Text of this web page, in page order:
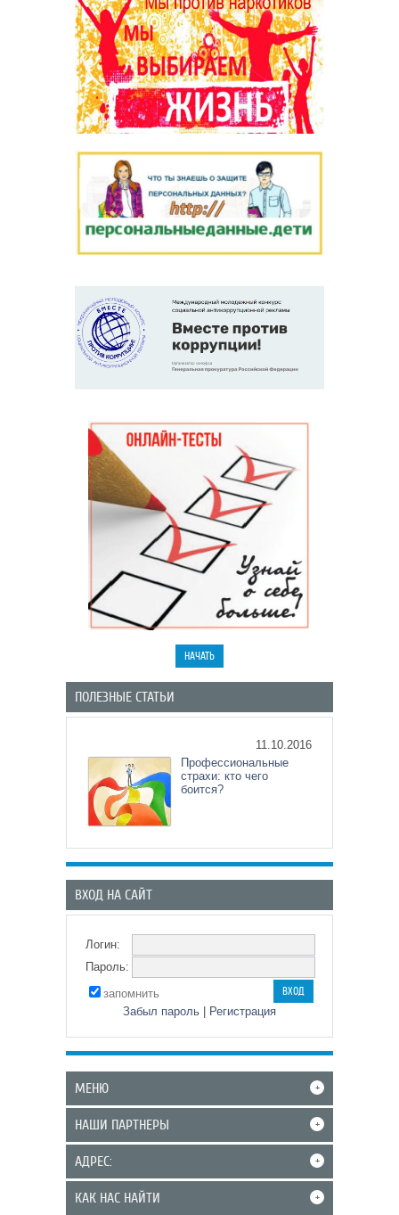
ПОЛЕЗНЫЕ СТАТЬИ
11.10.2016
Профессиональные
страхи: кто чего
боится?
ВХОД НА САЙТ
Логин:
Пароль:
запомнить
Забыл пароль | Регистрация
МЕНЮ +
НАШИ ПАРТНЕРЫ +
АДРЕС: +
КАК НАС НАЙТИ +